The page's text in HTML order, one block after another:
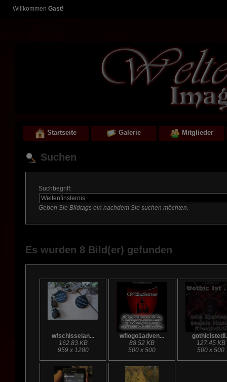
Willkommen Gast!
Startseite Galerie Mitglieder
Suchen
Suchbegriff:
Geben Sie Bildtags ein nachdem Sie suchen möchten.
Es wurden 8 Bild(er) gefunden
wfschlsselan...
162.83 KB
959 x 1280
wflogo1adven...
88.52 KB
500 x 500
127.45 KB
500 x 500